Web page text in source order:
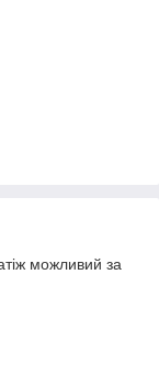
можливий за